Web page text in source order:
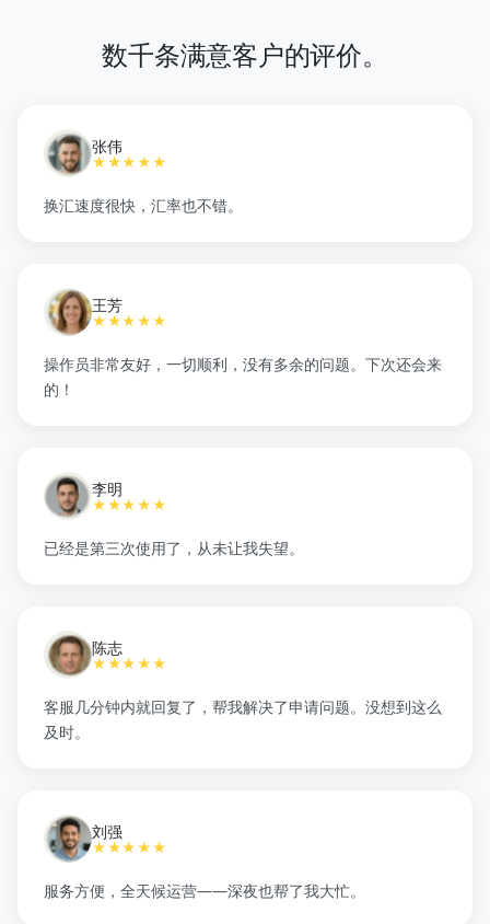
数千条满意客户的评价。
张伟
★★★★★
换汇速度很快，汇率也不错。
王芳
★★★★★
操作员非常友好，一切顺利，没有多余的问题。下次还会来
的！
李明
★★★★★
已经是第三次使用了，从未让我失望。
陈志
★★★★★
客服几分钟内就回复了，帮我解决了申请问题。没想到这么
及时。
刘强
★★★★★
服务方便，全天候运营——深夜也帮了我大忙。